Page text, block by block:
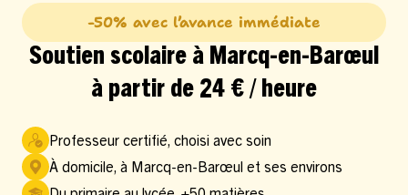
-50% avec l’avance immédiate
Soutien scolaire à Marcq-en-Barœul
à partir de 24 € / heure
Professeur certifié, choisi avec soin
À domicile, à Marcq-en-Barœul et ses environs